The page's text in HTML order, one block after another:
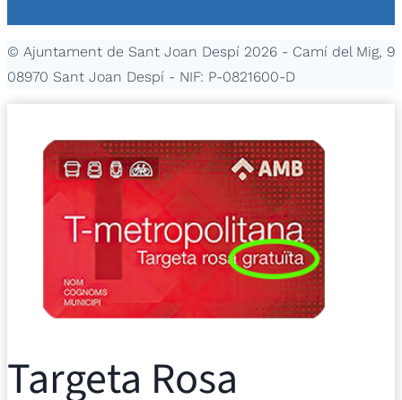
© Ajuntament de Sant Joan Despí 2026 - Camí del Mig, 9
08970 Sant Joan Despí - NIF: P-0821600-D
Targeta Rosa